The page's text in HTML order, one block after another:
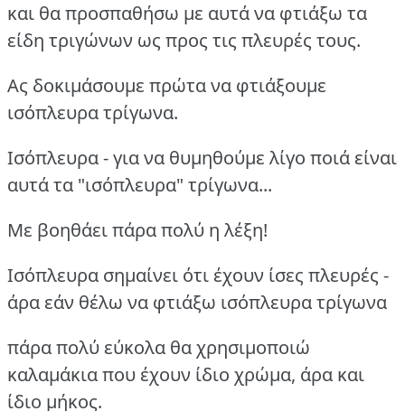
και θα προσπαθήσω με αυτά να φτιάξω τα
είδη τριγώνων ως προς τις πλευρές τους.
Ας δοκιμάσουμε πρώτα να φτιάξουμε
ισόπλευρα τρίγωνα.
Ισόπλευρα - για να θυμηθούμε λίγο ποιά είναι
αυτά τα "ισόπλευρα" τρίγωνα...
Με βοηθάει πάρα πολύ η λέξη!
Ισόπλευρα σημαίνει ότι έχουν ίσες πλευρές -
άρα εάν θέλω να φτιάξω ισόπλευρα τρίγωνα
πάρα πολύ εύκολα θα χρησιμοποιώ
καλαμάκια που έχουν ίδιο χρώμα, άρα και
ίδιο μήκος.